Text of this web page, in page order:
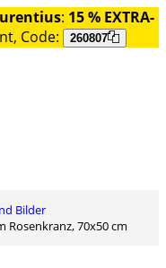
: 15 % EXTRA-
Code: 260807
Bilder
Rosenkranz, 70x50 cm